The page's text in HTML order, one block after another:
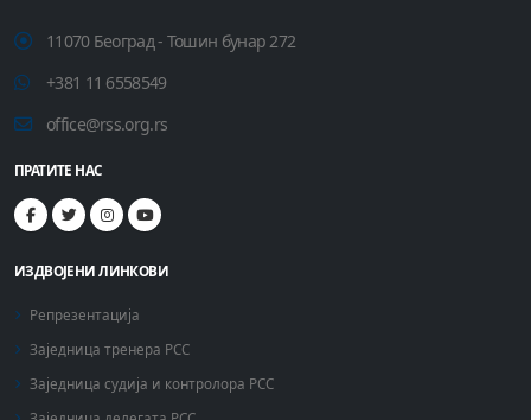
11070 Београд - Тошин бунар 272
+381 11 6558549
office@rss.org.rs
ПРАТИТЕ НАС
ИЗДВОЈЕНИ ЛИНКОВИ
Репрезентација
Заједница тренера РСС
Заједница судија и контролора РСС